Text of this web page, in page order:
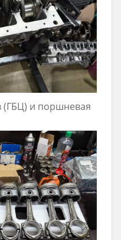
(ГБЦ) и поршневая